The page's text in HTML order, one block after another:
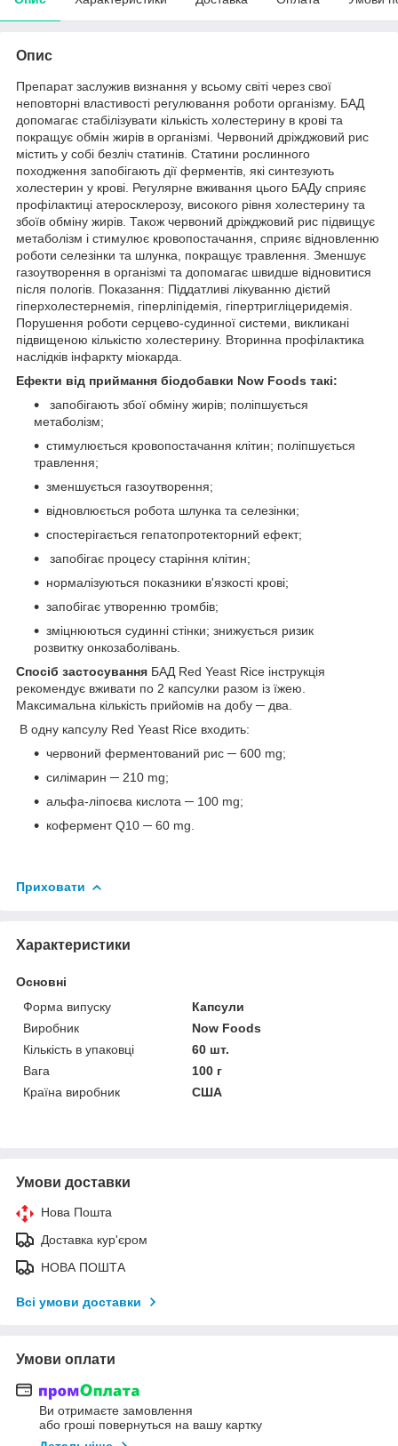
Опис
Препарат заслужив визнання у всьому світі через свої
неповторні властивості регулювання роботи організму. БАД
допомагає стабілізувати кількість холестерину в крові та
покращує обмін жирів в організмі. Червоний дріжджовий рис
містить у собі безліч статинів. Статини рослинного
походження запобігають дії ферментів, які синтезують
холестерин у крові. Регулярне вживання цього БАДу сприяє
профілактиці атеросклерозу, високого рівня холестерину та
збоїв обміну жирів. Також червоний дріжджовий рис підвищує
метаболізм і стимулює кровопостачання, сприяє відновленню
роботи селезінки та шлунка, покращує травлення. Зменшує
газоутворення в організмі та допомагає швидше відновитися
після пологів. Показання: Піддатливі лікуванню дієтий
гіперхолестернемія, гіперліпідемія, гіпертригліцеридемія.
Порушення роботи серцево-судинної системи, викликані
підвищеною кількістю холестерину. Вторинна профілактика
наслідків інфаркту міокарда.
Ефекти від приймання біодобавки Now Foods такі:
запобігають збої обміну жирів; поліпшується
метаболізм;
стимулюється кровопостачання клітин; поліпшується
травлення;
зменшується газоутворення;
відновлюється робота шлунка та селезінки;
спостерігається гепатопротекторний ефект;
запобігає процесу старіння клітин;
нормалізуються показники в'язкості крові;
запобігає утворенню тромбів;
зміцнюються судинні стінки; знижується ризик
розвитку онкозаболівань.
Спосіб застосування БАД Red Yeast Rice інструкція
рекомендує вживати по 2 капсулки разом із їжею.
Максимальна кількість прийомів на добу ─ два.
В одну капсулу Red Yeast Rice входить:
червоний ферментований рис ─ 600 mg;
силімарин ─ 210 mg;
альфа-ліпоєва кислота ─ 100 mg;
кофермент Q10 ─ 60 mg.
Приховати
Характеристики
Основні
Форма випуску
Капсули
Виробник
Now Foods
Кількість в упаковці
60 шт.
Вага
100 г
Країна виробник
США
Умови доставки
Нова Пошта
Доставка кур'єром
НОВА ПОШТА
Всі умови доставки
Умови оплати
Ви отримаєте замовлення
або гроші повернуться на вашу картку